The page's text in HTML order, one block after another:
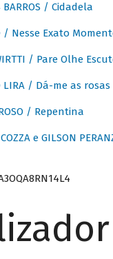
BARROS / Cidadela
/ Nesse Exato
/ Pare Olhe
LIRA / Dá-me as
/ Repentina
e GILSON